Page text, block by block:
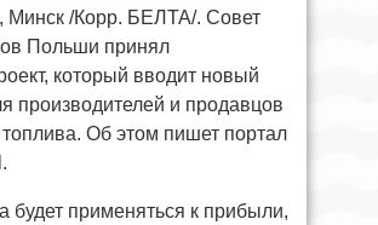
Минск /Корр. БЕЛТА/. Совет
Польши принял
который вводит новый
производителей и продавцов
Об этом пишет портал
будет применяться к прибыли,